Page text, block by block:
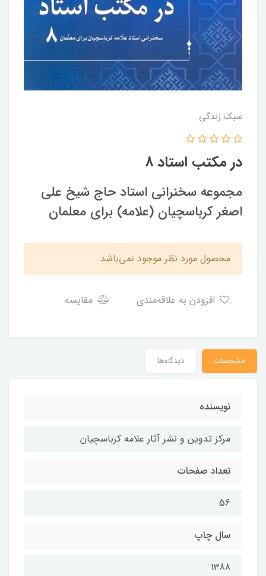
سبک زندگی
در مکتب استاد 8
مجموعه سخنرانی استاد حاج شيخ علی
اصغر كرباسچيان (علامه) برای معلمان
محصول مورد نظر موجود نمی‌باشد.
مقایسه
مشخصات دیدگاه‌ها
نویسنده
مركز تدوين و نشر آثار علامه كرباسچيان
تعداد صفحات
56
سال چاپ
1388